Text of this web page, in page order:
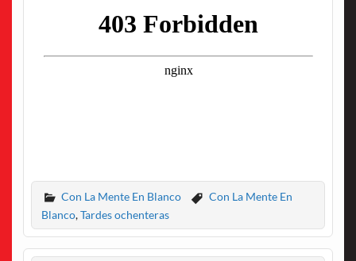
Con La Mente En Blanco
Con La Mente En
Blanco,Tardes ochenteras